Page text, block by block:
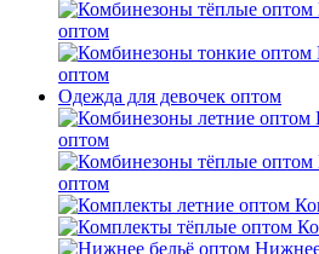
оптом
оптом
Одежда для девочек оптом
оптом
оптом